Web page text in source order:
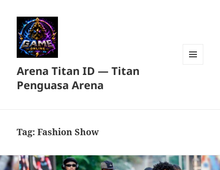
Arena Titan ID — Titan
Penguasa Arena
Tag:Fashion Show